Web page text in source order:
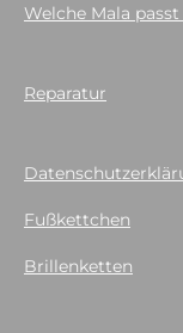
Welche Mala
Reparatur
Fußkettchen
Brillenketten